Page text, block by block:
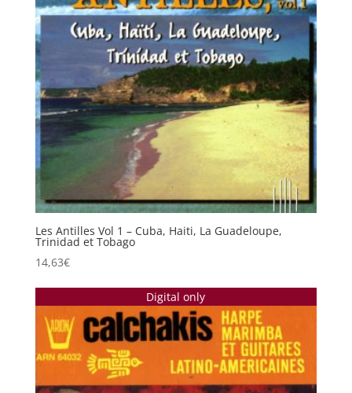
Les Antilles Vol 1 – Cuba, Haiti, La Guadeloupe,
Trinidad et Tobago
14,63€
Digital only